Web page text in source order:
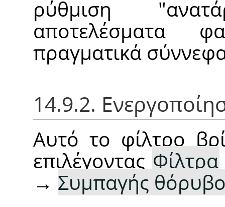
ρύθμιση
αποτελέσματα
πραγματικά
14.9.2.
Αυτό το φίλτρο
επιλέγοντας Φίλτρα
→ Συμπαγής